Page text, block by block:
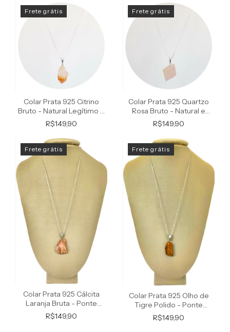
Frete grátis
Colar Prata 925 Citrino
Bruto - Natural Legítimo P.
Vecchio
R$149,90
Frete grátis
Colar Prata 925 Quartzo
Rosa Bruto - Natural e
Legítimo
R$149,90
Frete grátis
Colar Prata 925 Cálcita
Laranja Bruta - Ponte
Vecchio Joias
R$149,90
Frete grátis
Colar Prata 925 Olho de
Tigre Polido - Ponte
Vecchio Joias
R$149,90